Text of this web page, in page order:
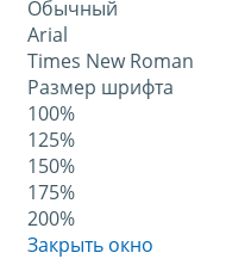
Обычный
Arial
Times New Roman
Размер шрифта
100%
125%
150%
175%
200%
Закрыть окно